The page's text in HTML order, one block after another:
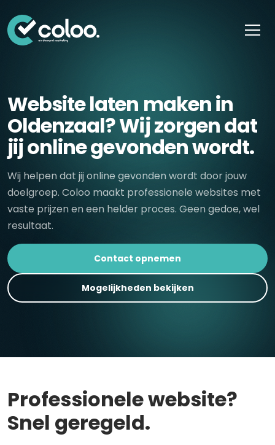
Website laten maken in
Oldenzaal? Wij zorgen dat
jij online gevonden wordt.
Wij helpen dat jij online gevonden wordt door jouw
doelgroep. Coloo maakt professionele websites met
vaste prijzen en een helder proces. Geen gedoe, wel
resultaat.
Contact opnemen
Mogelijkheden bekijken
Professionele website?
Snel geregeld.